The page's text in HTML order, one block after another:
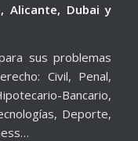
Alicante, Dubai y
sus problemas
Civil, Penal,
Bancario,
Deporte,